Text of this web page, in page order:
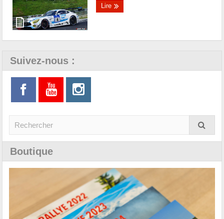
Lire
Suivez-nous :
Boutique